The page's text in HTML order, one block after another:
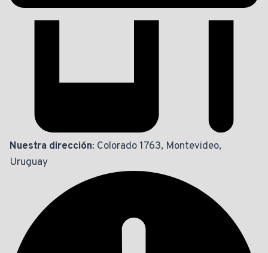
Nuestra dirección: Colorado 1763, Montevideo,
Uruguay